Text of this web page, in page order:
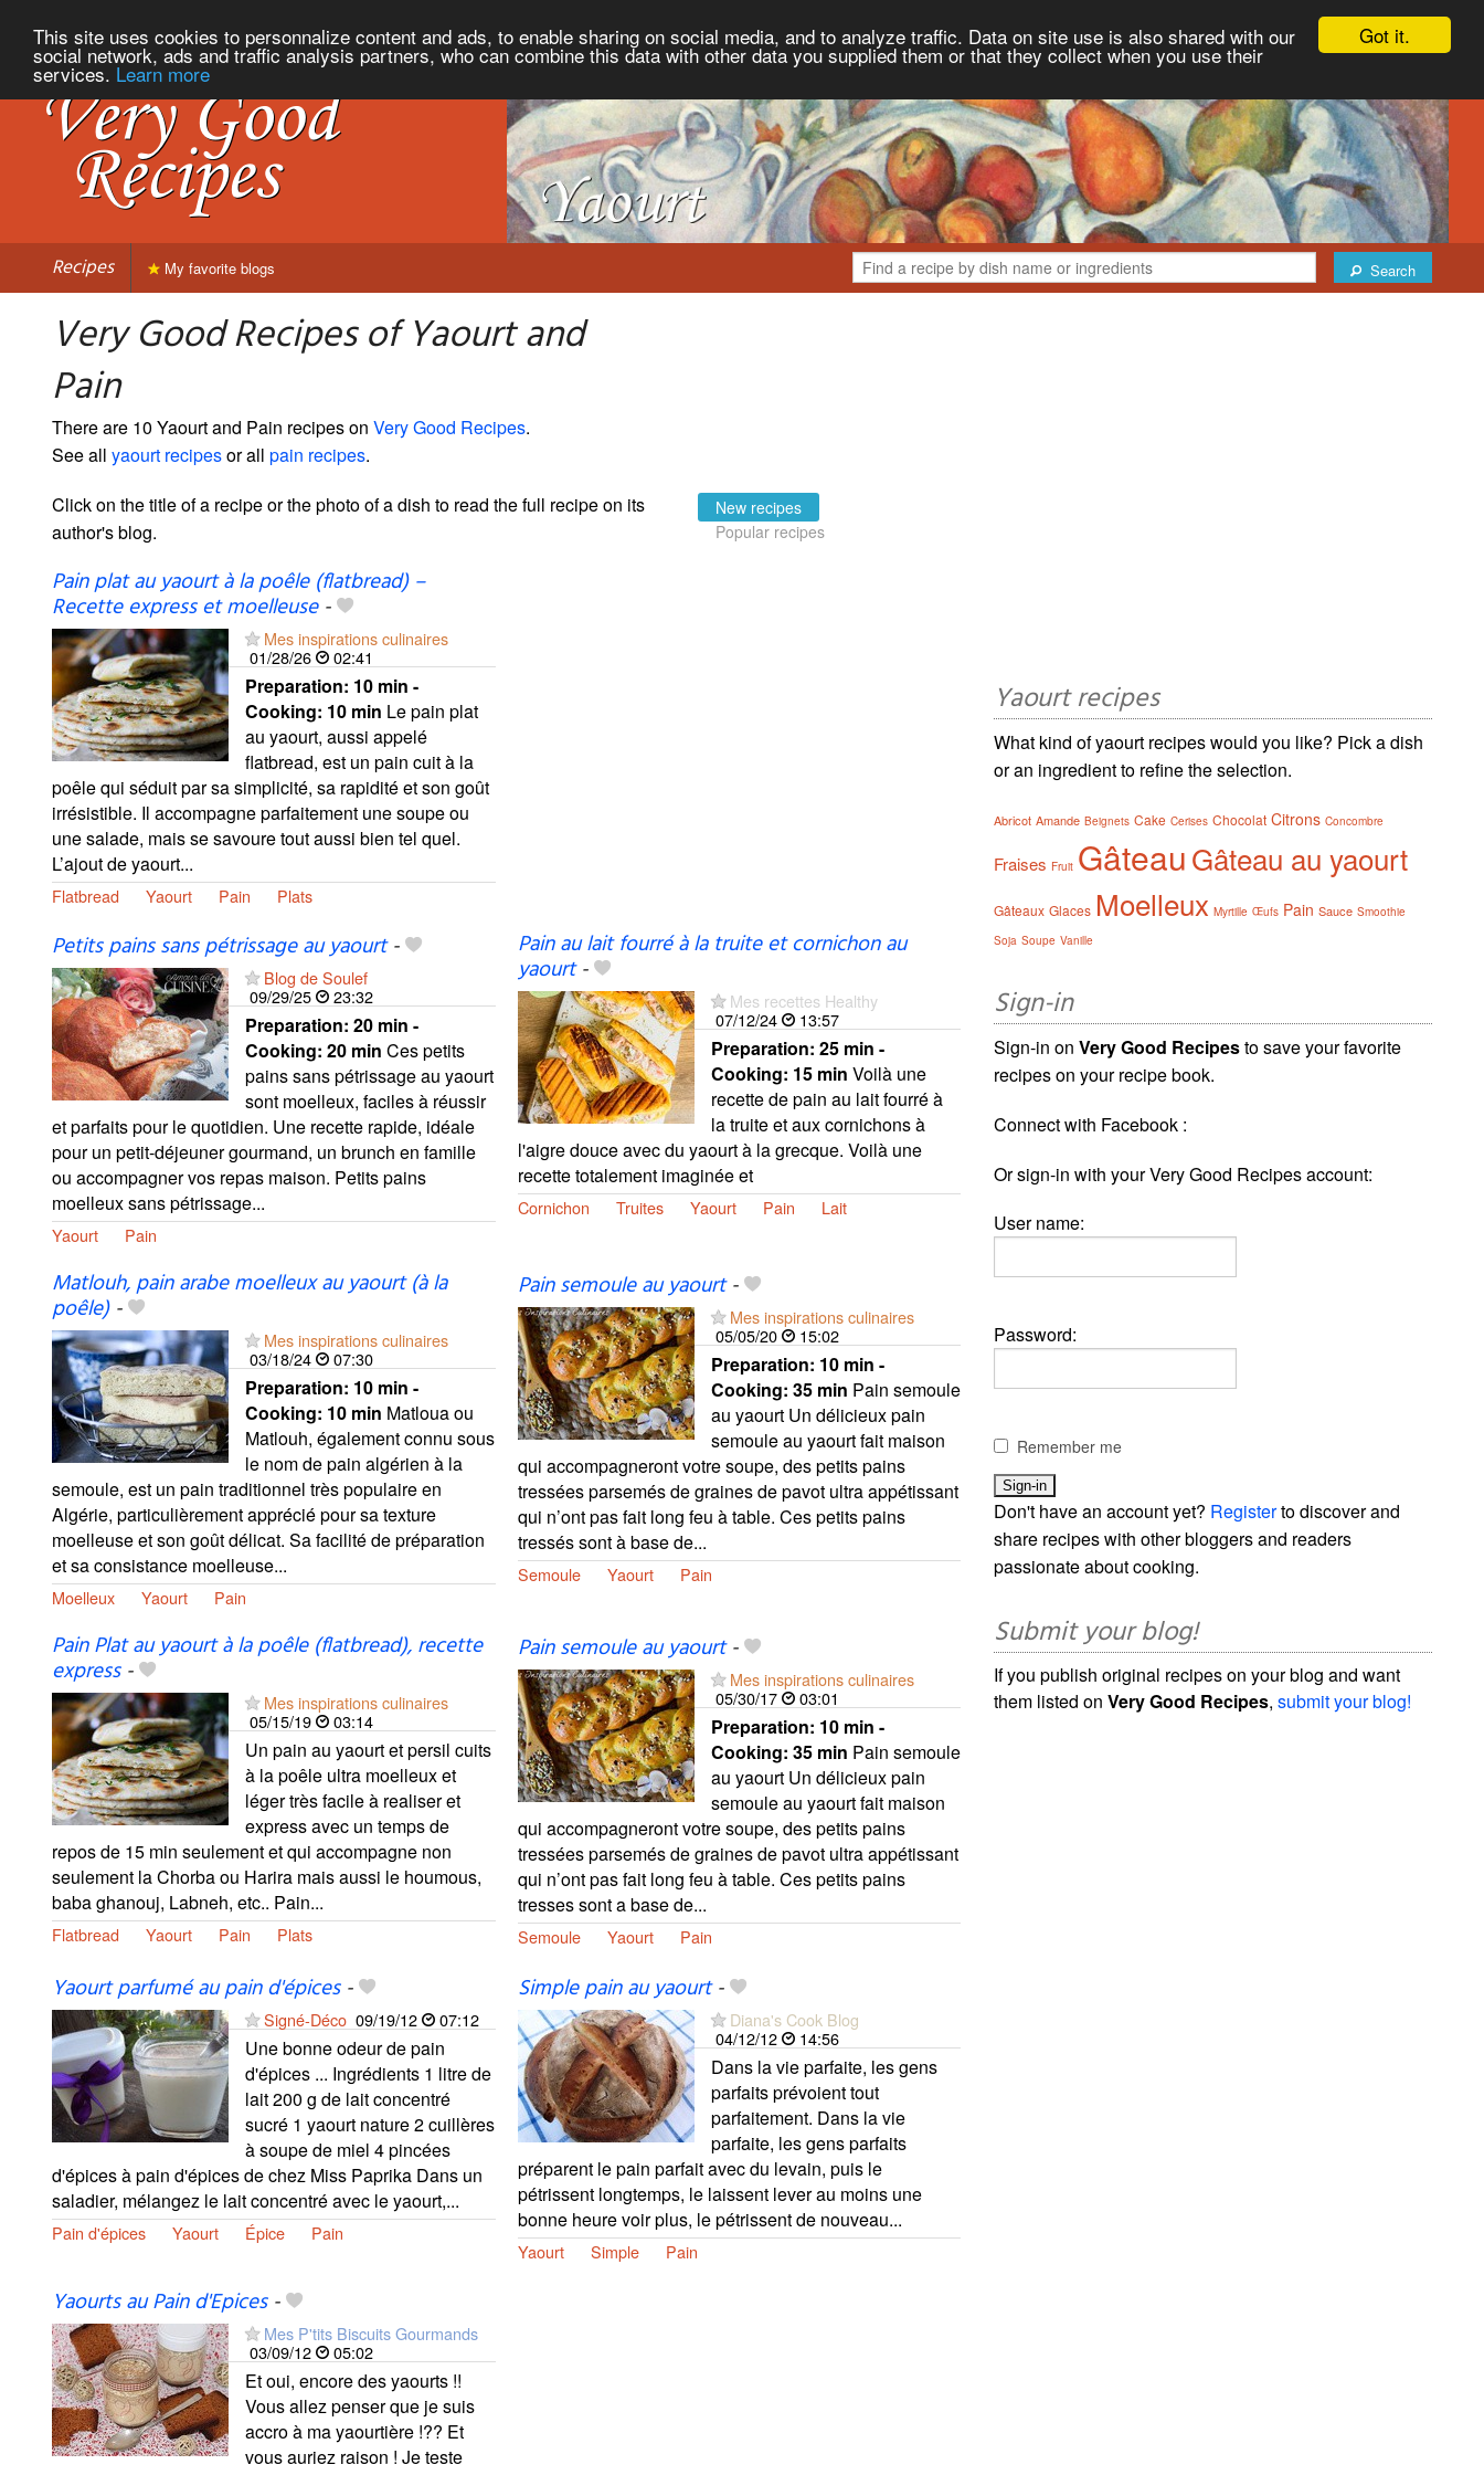
Got it.
This site uses cookies to personnalize content and ads, to enable sharing on social media, and to analyze traffic. Data on site use is also shared with our
social network, ads and traffic analysis partners, who can combine this data with other data you supplied them or that they collect when you use their
services. Learn more
Recipes Search
My favorite blogs
Very Good Recipes of Yaourt and
Pain
There are 10 Yaourt and Pain recipes on Very Good Recipes.
See all yaourt recipesor all pain recipes.
Click on the title of a recipe or the photo of a dish to read the full recipe on its
author's blog.
New recipes
Popular recipes
Pain plat au yaourt à la poêle (flatbread) –
Recette express et moelleuse-
Mes inspirations culinaires
01/28/26
02:41
Preparation: 10 min -
Cooking: 10 min Le pain plat
au yaourt, aussi appelé
flatbread, est un pain cuit à la
poêle qui séduit par sa simplicité, sa rapidité et son goût
irrésistible. Il accompagne parfaitement une soupe ou
une salade, mais se savoure tout aussi bien tel quel.
L’ajout de yaourt...
Flatbread Yaourt Pain Plats
Petits pains sans pétrissage au yaourt-
Blog de Soulef
09/29/25
23:32
Preparation: 20 min -
Cooking: 20 min Ces petits
pains sans pétrissage au yaourt
sont moelleux, faciles à réussir
et parfaits pour le quotidien. Une recette rapide, idéale
pour un petit-déjeuner gourmand, un brunch en famille
ou accompagner vos repas maison. Petits pains
moelleux sans pétrissage...
Yaourt Pain
Pain au lait fourré à la truite et cornichon au
yaourt-
Mes recettes Healthy
07/12/24
13:57
Preparation: 25 min -
Cooking: 15 min Voilà une
recette de pain au lait fourré à
la truite et aux cornichons à
l'aigre douce avec du yaourt à la grecque. Voilà une
recette totalement imaginée et
Cornichon Truites Yaourt Pain Lait
Matlouh, pain arabe moelleux au yaourt (à la
poêle)-
Mes inspirations culinaires
03/18/24
07:30
Preparation: 10 min -
Cooking: 10 min Matloua ou
Matlouh, également connu sous
le nom de pain algérien à la
semoule, est un pain traditionnel très populaire en
Algérie, particulièrement apprécié pour sa texture
moelleuse et son goût délicat. Sa facilité de préparation
et sa consistance moelleuse...
Moelleux Yaourt Pain
Pain semoule au yaourt-
Mes inspirations culinaires
05/05/20
15:02
Preparation: 10 min -
Cooking: 35 min Pain semoule
au yaourt Un délicieux pain
semoule au yaourt fait maison
qui accompagneront votre soupe, des petits pains
tressées parsemés de graines de pavot ultra appétissant
qui n’ont pas fait long feu à table. Ces petits pains
tressés sont à base de...
Semoule Yaourt Pain
Pain Plat au yaourt à la poêle (flatbread), recette
express-
Mes inspirations culinaires
05/15/19
03:14
Un pain au yaourt et persil cuits
à la poêle ultra moelleux et
léger très facile à realiser et
express avec un temps de
repos de 15 min seulement et qui accompagne non
seulement la Chorba ou Harira mais aussi le houmous,
baba ghanouj, Labneh, etc.. Pain...
Flatbread Yaourt Pain Plats
Pain semoule au yaourt-
Mes inspirations culinaires
05/30/17
03:01
Preparation: 10 min -
Cooking: 35 min Pain semoule
au yaourt Un délicieux pain
semoule au yaourt fait maison
qui accompagneront votre soupe, des petits pains
tressées parsemés de graines de pavot ultra appétissant
qui n’ont pas fait long feu à table. Ces petits pains
tresses sont a base de...
Semoule Yaourt Pain
Yaourt parfumé au pain d'épices-
Signé-Déco 09/19/12 07:12
Une bonne odeur de pain
d'épices ... Ingrédients 1 litre de
lait 200 g de lait concentré
sucré 1 yaourt nature 2 cuillères
à soupe de miel 4 pincées
d'épices à pain d'épices de chez Miss Paprika Dans un
saladier, mélangez le lait concentré avec le yaourt,...
Pain d'épices Yaourt Épice Pain
Simple pain au yaourt-
Diana's Cook Blog
04/12/12
14:56
Dans la vie parfaite, les gens
parfaits prévoient tout
parfaitement. Dans la vie
parfaite, les gens parfaits
préparent le pain parfait avec du levain, puis le
pétrissent longtemps, le laissent lever au moins une
bonne heure voir plus, le pétrissent de nouveau...
Yaourt Simple Pain
Yaourts au Pain d'Epices-
Mes P'tits Biscuits Gourmands
03/09/12
05:02
Et oui, encore des yaourts !!
Vous allez penser que je suis
accro à ma yaourtière !?? Et
vous auriez raison ! Je teste
Yaourt recipes
What kind of yaourt recipes would you like? Pick a dish
or an ingredient to refine the selection.
Abricot Amande Beignets Cake Cerises Chocolat Citrons Concombre
Fraises Fruit GâteauGâteau au yaourt
Gâteaux Glaces Moelleux Myrtille Œufs Pain Sauce Smoothie
Soja Soupe Vanille
Sign-in
Sign-in onVery Good Recipesto save your favorite
recipes on your recipe book.
Connect with Facebook :
Or sign-in with your Very Good Recipes account:
User name:
Password:
Remember me
Don't have an account yet? Registerto discover and
share recipes with other bloggers and readers
passionate about cooking.
Submit your blog!
If you publish original recipes on your blog and want
them listed onVery Good Recipes,submit your blog!